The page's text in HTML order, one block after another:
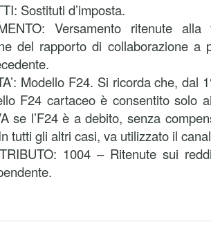
Sostituti d’imposta.
Versamento ritenute
del rapporto di collaborazione a
Modello F24. Si ricorda che, dal
F24 cartaceo è consentito solo
se l’F24 è a debito, senza
tutti gli altri casi, va utilizzato il
1004 – Ritenute sui